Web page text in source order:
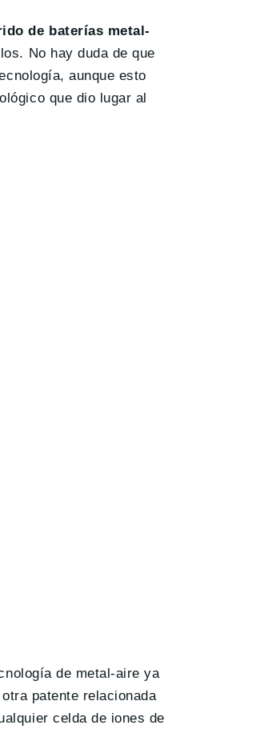
de baterías metal-
No hay duda de que
aunque esto
que dio lugar al
de metal-aire ya
patente relacionada
celda de iones de